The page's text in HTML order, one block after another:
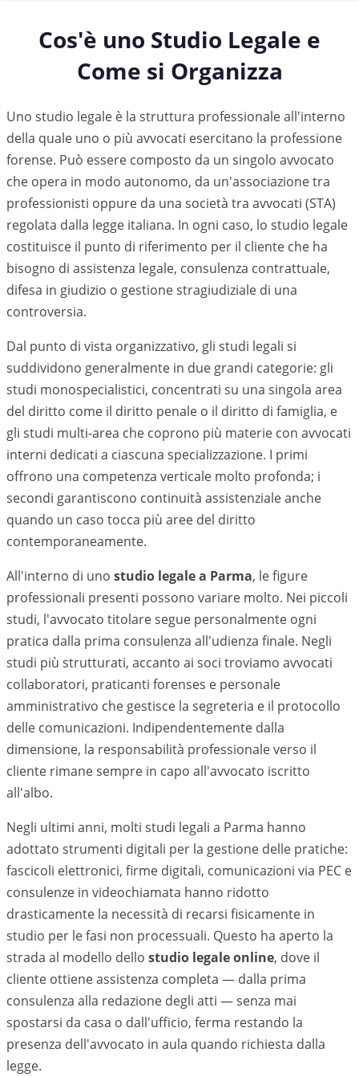
Cos'è uno Studio Legale e
Come si Organizza
Uno studio legale è la struttura professionale all'interno
della quale uno o più avvocati esercitano la professione
forense. Può essere composto da un singolo avvocato
che opera in modo autonomo, da un'associazione tra
professionisti oppure da una società tra avvocati (STA)
regolata dalla legge italiana. In ogni caso, lo studio legale
costituisce il punto di riferimento per il cliente che ha
bisogno di assistenza legale, consulenza contrattuale,
difesa in giudizio o gestione stragiudiziale di una
controversia.
Dal punto di vista organizzativo, gli studi legali si
suddividono generalmente in due grandi categorie: gli
studi monospecialistici, concentrati su una singola area
del diritto come il diritto penale o il diritto di famiglia, e
gli studi multi-area che coprono più materie con avvocati
interni dedicati a ciascuna specializzazione. I primi
offrono una competenza verticale molto profonda; i
secondi garantiscono continuità assistenziale anche
quando un caso tocca più aree del diritto
contemporaneamente.
All'interno di uno studio legale a Parma, le figure
professionali presenti possono variare molto. Nei piccoli
studi, l'avvocato titolare segue personalmente ogni
pratica dalla prima consulenza all'udienza finale. Negli
studi più strutturati, accanto ai soci troviamo avvocati
collaboratori, praticanti forenses e personale
amministrativo che gestisce la segreteria e il protocollo
delle comunicazioni. Indipendentemente dalla
dimensione, la responsabilità professionale verso il
cliente rimane sempre in capo all'avvocato iscritto
all'albo.
Negli ultimi anni, molti studi legali a Parma hanno
adottato strumenti digitali per la gestione delle pratiche:
fascicoli elettronici, firme digitali, comunicazioni via PEC e
consulenze in videochiamata hanno ridotto
drasticamente la necessità di recarsi fisicamente in
studio per le fasi non processuali. Questo ha aperto la
strada al modello dello studio legale online, dove il
cliente ottiene assistenza completa — dalla prima
consulenza alla redazione degli atti — senza mai
spostarsi da casa o dall'ufficio, ferma restando la
presenza dell'avvocato in aula quando richiesta dalla
legge.